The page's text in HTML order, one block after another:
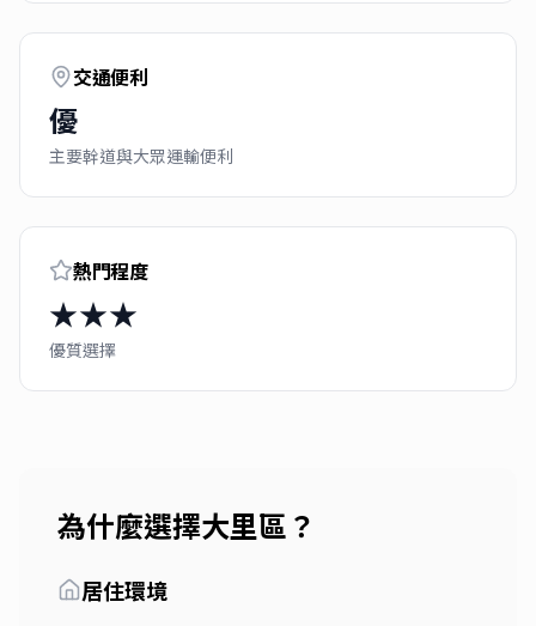
交通便利
優
主要幹道與大眾運輸便利
熱門程度
★★★
優質選擇
為什麼選擇大里區 ？
居住環境